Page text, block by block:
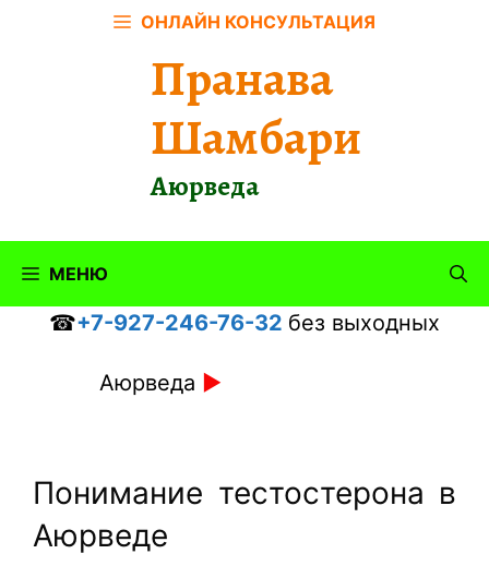
ОНЛАЙН КОНСУЛЬТАЦИЯ
Пранава
Шамбари
Аюрведа
МЕНЮ
☎+7-927-246-76-32 без выходных
Аюрведа ►
Понимание тестостерона в
Аюрведе